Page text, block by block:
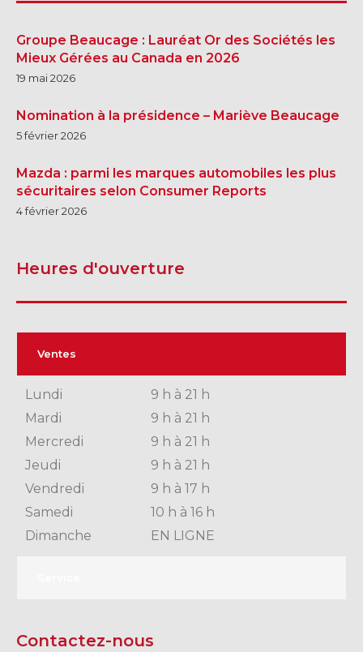
Groupe Beaucage : Lauréat Or des Sociétés les
Mieux Gérées au Canada en 2026
19 mai 2026
Nomination à la présidence – Mariève Beaucage
5 février 2026
Mazda : parmi les marques automobiles les plus
sécuritaires selon Consumer Reports
4 février 2026
Heures d'ouverture
Ventes
Lundi
9 h à 21 h
Mardi
9 h à 21 h
Mercredi
9 h à 21 h
Jeudi
9 h à 21 h
Vendredi
9 h à 17 h
Samedi
10 h à 16 h
Dimanche
EN LIGNE
Contactez-nous